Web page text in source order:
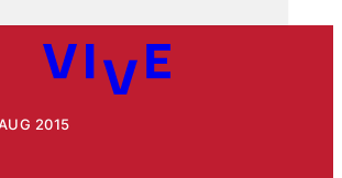
2015